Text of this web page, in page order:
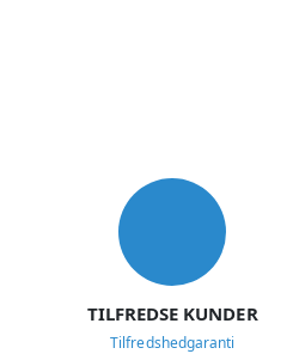
TILFREDSE KUNDER
Tilfredshedgaranti